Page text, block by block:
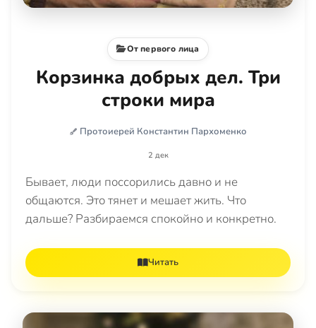
От первого лица
Корзинка добрых дел. Три
строки мира
Протоиерей Константин Пархоменко
2 дек
Бывает, люди поссорились давно и не
общаются. Это тянет и мешает жить. Что
дальше? Разбираемся спокойно и конкретно.
Читать